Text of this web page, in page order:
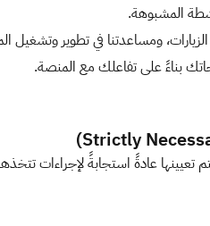
المشبوهة.
ومساعدتنا في تطوير وتشغيل
بناءً على تفاعلك مع المنصة.
تعيينها عادةً استجابةً لإجراءات